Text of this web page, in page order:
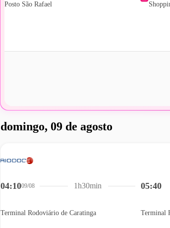
Posto São Rafael
domingo, 09 de agosto
04:1009/08
Terminal Rodoviário de Caratinga
05:40
Terminal
1h30min